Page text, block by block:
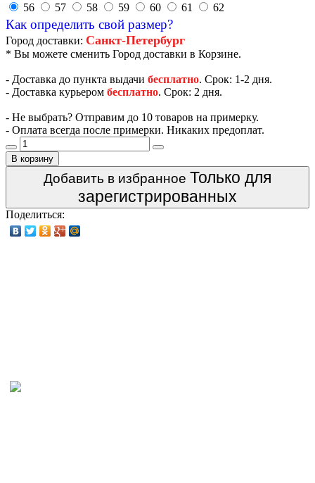
56
57 58 59 60 61 62
Как определить свой размер?
Город доставки: Санкт-Петербург
* Вы можете сменить Город доставки в Корзине.
- Доставка до пункта выдачи бесплатно. Срок: 1-2 дня.
- Доставка курьером бесплатно. Срок: 2 дня.
- Не выбрать? Отправим до 10 товаров на примерку.
- Оплата всегда после примерки. Никаких предоплат.
В корзину
Добавить в избранное Только для
зарегистрированных
Поделиться: